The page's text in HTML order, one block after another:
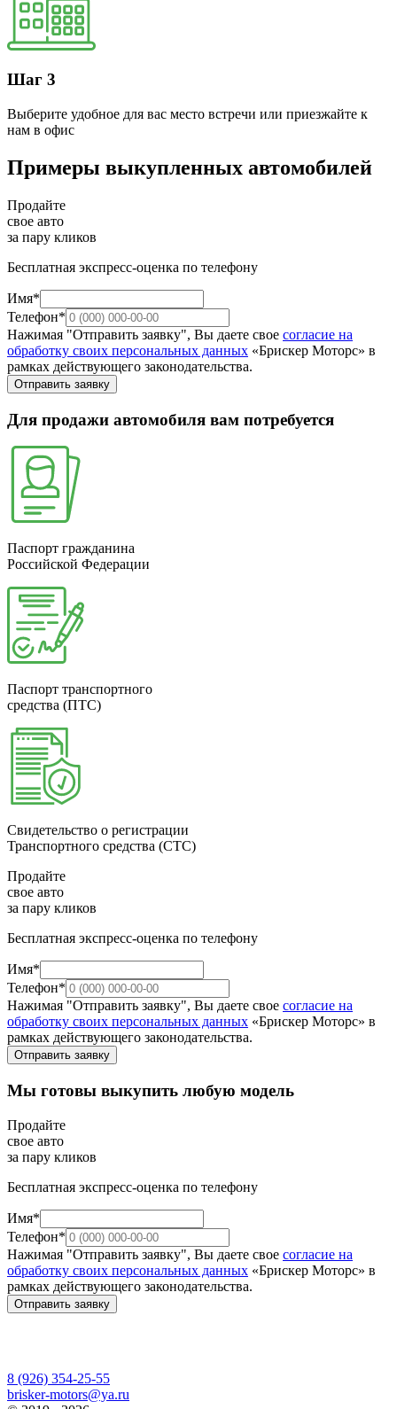
Шаг 3
Выберите удобное для вас место встречи или приезжайте к
нам в офис
Примеры выкупленных автомобилей
Продайте
свое авто
за пару кликов
Бесплатная экспресс-оценка по телефону
Имя*
Телефон*
Нажимая "Отправить заявку", Вы даете свое согласие на
обработку своих персональных данных «Брискер Моторс» в
рамках действующего законодательства.
Отправить заявку
Для продажи автомобиля вам потребуется
Паспорт гражданина
Российской Федерации
Паспорт транспортного
средства (ПТС)
Свидетельство о регистрации
Транспортного средства (СТС)
Продайте
свое авто
за пару кликов
Бесплатная экспресс-оценка по телефону
Имя*
Телефон*
Нажимая "Отправить заявку", Вы даете свое согласие на
обработку своих персональных данных «Брискер Моторс» в
рамках действующего законодательства.
Отправить заявку
Мы готовы выкупить любую модель
Продайте
свое авто
за пару кликов
Бесплатная экспресс-оценка по телефону
Имя*
Телефон*
Нажимая "Отправить заявку", Вы даете свое согласие на
обработку своих персональных данных «Брискер Моторс» в
рамках действующего законодательства.
Отправить заявку
8 (926) 354-25-55
brisker-motors@ya.ru